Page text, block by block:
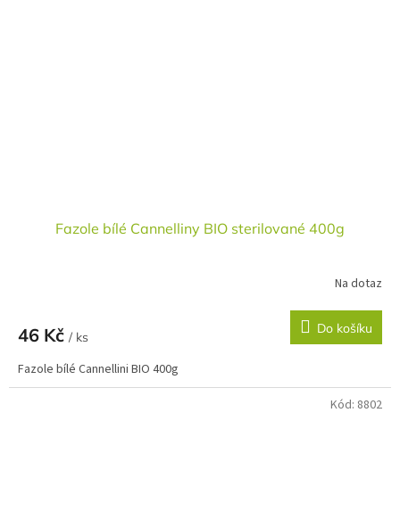
Fazole bílé Cannelliny BIO sterilované 400g
Na dotaz
46 Kč / ks
Do košíku
Fazole bílé Cannellini BIO 400g
Kód: 8802